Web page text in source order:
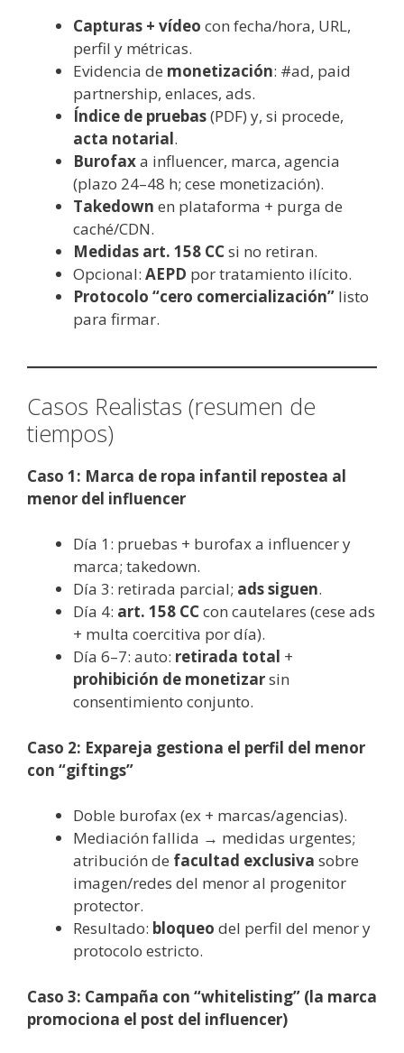
Capturas + vídeo con fecha/hora, URL,
perfil y métricas.
Evidencia de monetización: #ad, paid
partnership, enlaces, ads.
Índice de pruebas(PDF) y, si procede,
acta notarial.
Burofaxa influencer, marca, agencia
(plazo 24–48 h; cese monetización).
Takedown en plataforma + purga de
caché/CDN.
Medidas art. 158 CCsi no retiran.
Opcional: AEPD por tratamiento ilícito.
Protocolo “cero comercialización” listo
para firmar.
Casos Realistas (resumen de
tiempos)
Caso 1: Marca de ropa infantil repostea al
menor del influencer
Día 1: pruebas + burofax a influencer y
marca; takedown.
Día 3: retirada parcial; ads siguen.
Día 4: art. 158 CCcon cautelares (cese ads
+ multa coercitiva por día).
Día 6–7: auto: retirada total +
prohibición de monetizarsin
consentimiento conjunto.
Caso 2: Expareja gestiona el perfil del menor
con “giftings”
Doble burofax (ex + marcas/agencias).
Mediación fallida → medidas urgentes;
atribución de facultad exclusiva sobre
imagen/redes del menor al progenitor
protector.
Resultado: bloqueo del perfil del menor y
protocolo estricto.
Caso 3: Campaña con “whitelisting” (la marca
promociona el post del influencer)